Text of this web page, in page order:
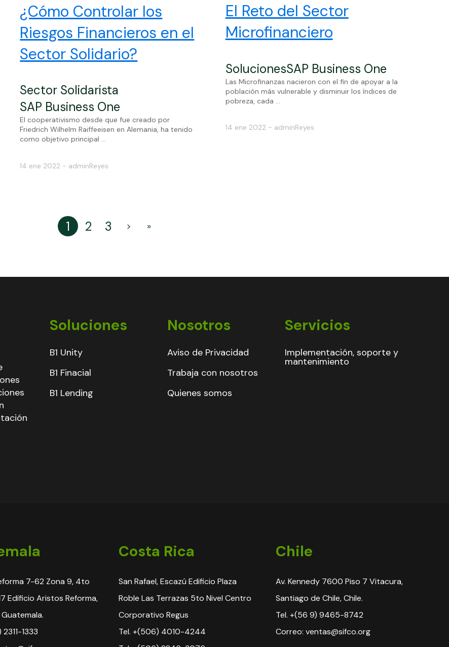
¿Cómo Controlar los
Riesgos Financieros en el
Sector Solidario?
Sector Solidarista
SAP Business One
El cooperativismo desde que fue creado por
Friedrich Wilhelm Raiffeeisen en Alemania, ha tenido
como objetivo principal ...
14 ene 2022 - adminReyes
El Reto del Sector
Microfinanciero
SolucionesSAP Business One
Las Microfinanzas nacieron con el fin de apoyar a la
población más vulnerable y disminuir los índices de
pobreza, cada ...
14 ene 2022 - adminReyes
1 2 3 > »
Soluciones
B1 Unity
B1 Finacial
B1 Lending
Nosotros
Aviso de Privacidad
Trabaja con nosotros
Quienes somos
Servicios
Implementación, soporte y
mantenimiento
7-62 Zona 9, 4to
Edificio Aristos Reforma,
1333
Costa Rica
San Rafael, Escazú Edificio Plaza
Roble Las Terrazas 5to Nivel Centro
Corporativo Regus
Tel. +(506) 4010-4244
Chile
Av. Kennedy 7600 Piso 7 Vitacura,
Santiago de Chile, Chile.
Tel. +(56 9) 9465-8742
Correo: ventas@sifco.org